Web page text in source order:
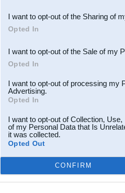
Downstream Participants
third parties.
I want to opt-out of the Sharing of
Opted In
I want to opt-out of the Sale of my
Opted In
I want to opt-out of processing my
Advertising.
Opted In
I want to opt-out of Collection,
of my Personal Data that Is
it was collected.
Opted Out
CONFIRM